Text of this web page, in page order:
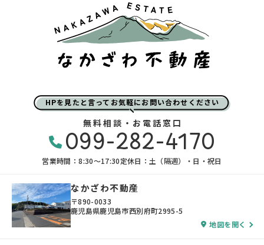
HPを見たと言ってお気軽にお問い合わせください
無料相談・お電話窓口
099-282-4170
営業時間：8:30〜17:30定休日：土（隔週）・日・祝日
なかざわ不動産
〒890-0033
鹿児島県鹿児島市西別府町2995-5
地図を開く